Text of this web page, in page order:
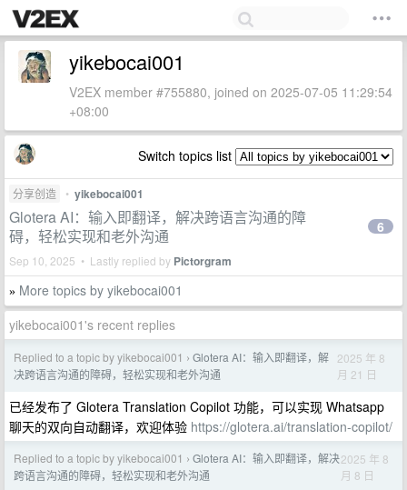
yikebocai001
V2EX member #755880, joined on 2025-07-05 11:29:54
+08:00
Switch topics list
分享创造 • yikebocai001
Glotera AI：输入即翻译，解决跨语言沟通的障
碍，轻松实现和老外沟通
Sep 10, 2025 • Lastly replied by Pictorgram
6
» More topics by yikebocai001
yikebocai001's recent replies
Replied to a topic by yikebocai001 › Glotera AI：输入即翻译，解
决跨语言沟通的障碍，轻松实现和老外沟通
2025 年 8
月 21 日
已经发布了 Glotera Translation Copilot 功能，可以实现 Whatsapp
聊天的双向自动翻译，欢迎体验 https://glotera.ai/translation-copilot/
Replied to a topic by yikebocai001 › Glotera AI：输入即翻译，解决
跨语言沟通的障碍，轻松实现和老外沟通
2025 年 8
月 8 日